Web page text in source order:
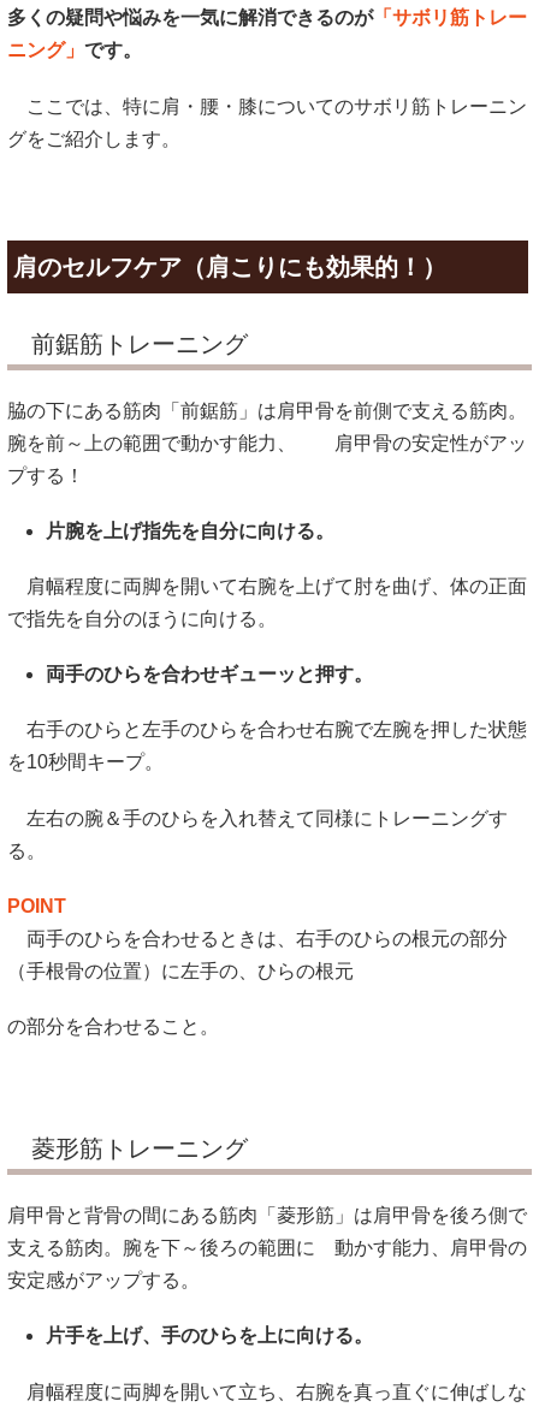
多くの疑問や悩みを一気に解消できるのが「サボリ筋トレー
ニング」 です。
ここでは、特に肩・腰・膝についてのサボリ筋トレーニン
グをご紹介します。
肩のセルフケア（肩こりにも効果的！）
前鋸筋トレーニング
脇の下にある筋肉「前鋸筋」は肩甲骨を前側で支える筋肉。
腕を前～上の範囲で動かす能力、 肩甲骨の安定性がアッ
プする！
片腕を上げ指先を自分に向ける。
肩幅程度に両脚を開いて右腕を上げて肘を曲げ、体の正面
で指先を自分のほうに向ける。
両手のひらを合わせギューッと押す。
右手のひらと左手のひらを合わせ右腕で左腕を押した状態
を10秒間キープ。
左右の腕＆手のひらを入れ替えて同様にトレーニングす
る。
POINT
両手のひらを合わせるときは、右手のひらの根元の部分
（手根骨の位置）に左手の、ひらの根元
の部分を合わせること。
菱形筋トレーニング
肩甲骨と背骨の間にある筋肉「菱形筋」は肩甲骨を後ろ側で
支える筋肉。腕を下～後ろの範囲に 動かす能力、肩甲骨の
安定感がアップする。
片手を上げ、手のひらを上に向ける。
肩幅程度に両脚を開いて立ち、右腕を真っ直ぐに伸ばしな